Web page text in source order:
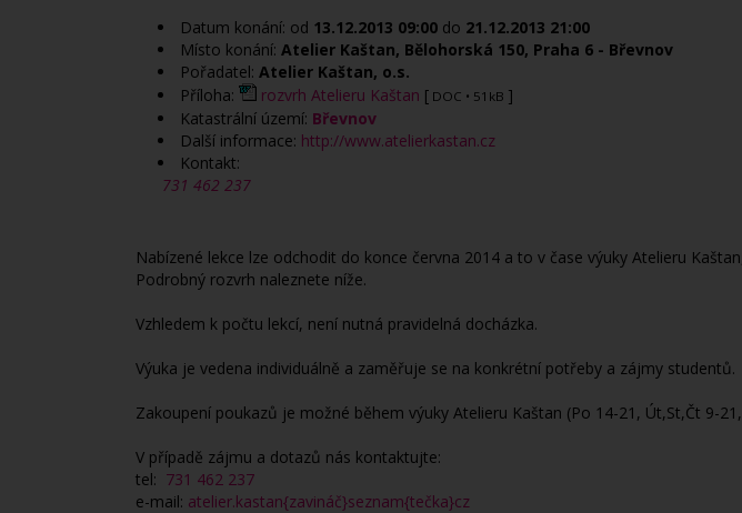
Datum konání: od 13.12.2013 09:00 do 21.12.2013 21:00
Místo konání: Atelier Kaštan, Bělohorská 150, Praha 6 - Břevnov
Pořadatel: Atelier Kaštan, o.s.
Příloha:
rozvrh Atelieru Kaštan [ DOC • 51kB ]
Katastrální území: Břevnov
Další informace: http://www.atelierkastan.cz
Kontakt:
731 462 237
Nabízené lekce lze odchodit do konce června 2014 a to v čase výuky Atelieru
Podrobný rozvrh naleznete níže.
Vzhledem k počtu lekcí, není nutná pravidelná docházka.
Výuka je vedena individuálně a zaměřuje se na konkrétní potřeby a zájmy studentů.
Zakoupení poukazů je možné během výuky Atelieru Kaštan (Po 14-21, Út,St,Čt 9-
V případě zájmu a dotazů nás kontaktujte:
tel: 731 462 237
e-mail: atelier.kastan{zavináč}seznam{tečka}cz